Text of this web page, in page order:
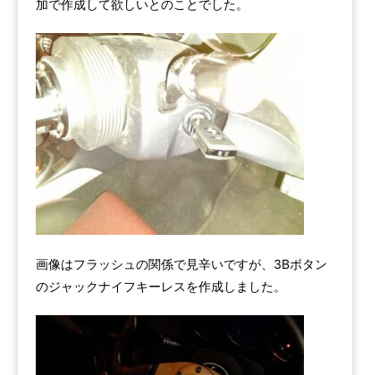
加で作成して欲しいとのことでした。
画像はフラッシュの関係で見辛いですが、3Bボタン
のジャックナイフキーレスを作成しました。